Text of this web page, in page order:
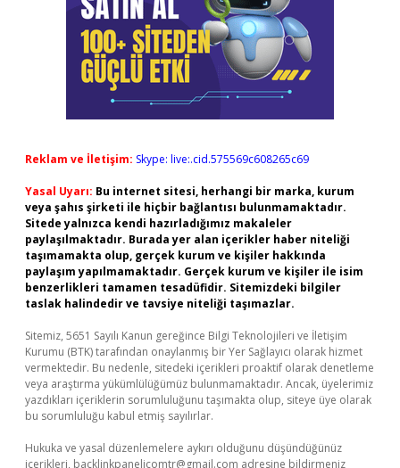
Reklam ve İletişim: Skype: live:.cid.575569c608265c69
Yasal Uyarı: Bu internet sitesi, herhangi bir marka, kurum
veya şahıs şirketi ile hiçbir bağlantısı bulunmamaktadır.
Sitede yalnızca kendi hazırladığımız makaleler
paylaşılmaktadır. Burada yer alan içerikler haber niteliği
taşımamakta olup, gerçek kurum ve kişiler hakkında
paylaşım yapılmamaktadır. Gerçek kurum ve kişiler ile isim
benzerlikleri tamamen tesadüfidir. Sitemizdeki bilgiler
taslak halindedir ve tavsiye niteliği taşımazlar.
Sitemiz, 5651 Sayılı Kanun gereğince Bilgi Teknolojileri ve İletişim
Kurumu (BTK) tarafından onaylanmış bir Yer Sağlayıcı olarak hizmet
vermektedir. Bu nedenle, sitedeki içerikleri proaktif olarak denetleme
veya araştırma yükümlülüğümüz bulunmamaktadır. Ancak, üyelerimiz
yazdıkları içeriklerin sorumluluğunu taşımakta olup, siteye üye olarak
bu sorumluluğu kabul etmiş sayılırlar.
Hukuka ve yasal düzenlemelere aykırı olduğunu düşündüğünüz
içerikleri, backlinkpanelicomtr@gmail.com adresine bildirmeniz